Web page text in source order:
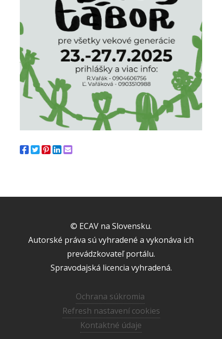
© ECAV na Slovensku.
Autorské práva sú vyhradené a vykonáva ich
prevádzkovateľ portálu.
Spravodajská licencia vyhradená.
Ochrana súkromia
Refresh nastavení cookies
Kontaktné údaje